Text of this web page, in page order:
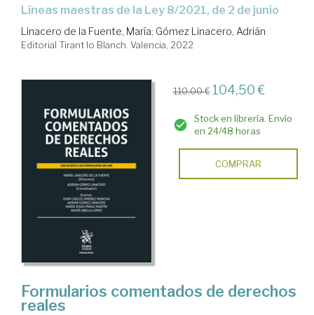
Líneas maestras de la Ley 8/2021, de 2 de junio
Linacero de la Fuente, María; Gómez Linacero, Adrián
Editorial Tirant lo Blanch. Valencia, 2022
110,00 € 104,50 €
Stock en librería. Envío
en 24/48 horas
COMPRAR
Formularios comentados de derechos
reales